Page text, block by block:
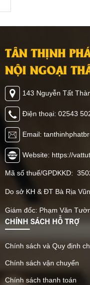
khác mà bạn không
ngờ đến. Hãy cùng
Thịnh Phát khám
ngay vật liệu này có
ứng dụng như thế
nhé.
TÂN THỊNH
NỘI NGOẠI
143 Nguyễn Tất
Điện thoại: 02543
Email:
Website: https://
Mã số thuế/GPDKKD:
Do sở KH & ĐT Bà Rịa
Giám đốc: Phạm Văn
CHÍNH SÁCH HỖ TRỢ
Chính sách và Quy định
Chính sách vận chuyển
Chính sách thanh toán